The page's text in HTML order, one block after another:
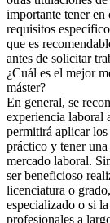
importante tener en
requisitos
que es
antes de solicitar
¿Cuál es el mejor
máster?
En general, se
experiencia laboral
permitirá aplicar
práctico y tener
mercado laboral.
ser beneficioso
licenciatura o
especializado o si
profesionales a